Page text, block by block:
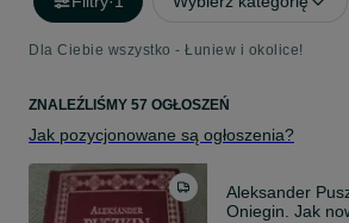
Dla Ciebie wszystko - Łuniew i okolice!
ZNALEŹLIŚMY 57 OGŁOSZEŃ
Jak pozycjonowane są ogłoszenia?
Aleksander
Oniegin. Jak